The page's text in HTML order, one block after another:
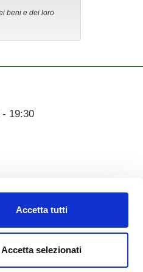
Accetta tutti
Accetta selezionati
beni e dei loro
19:30